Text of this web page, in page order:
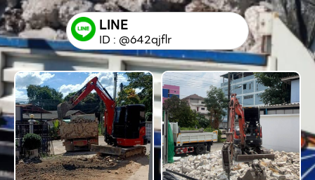
LINE
ID : @642qjflr